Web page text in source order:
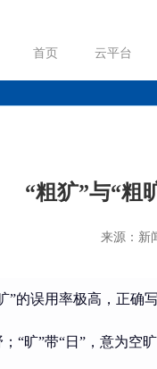
首页 云平台
“粗犷”与“粗
来源：新
”的误用率极高，正确
“旷”带“日”，意为空